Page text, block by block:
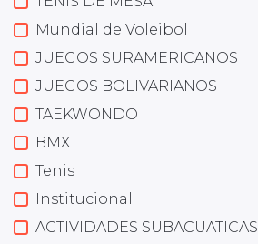
Mundial de Voleibol
JUEGOS SURAMERICANOS
JUEGOS BOLIVARIANOS
TAEKWONDO
BMX
Tenis
Institucional
ACTIVIDADES SUBACUATICAS